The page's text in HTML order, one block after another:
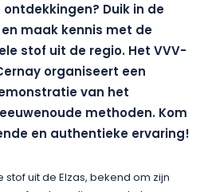
Duik in de
maak kennis met de
stof uit de regio. Het VVV-
organiseert een
van het
methoden. Kom
en authentieke ervaring!
uit de Elzas, bekend om zijn